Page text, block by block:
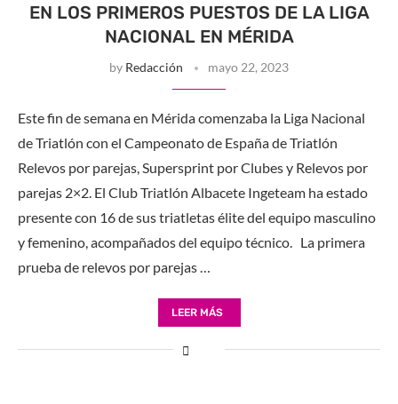
EN LOS PRIMEROS PUESTOS DE LA LIGA
NACIONAL EN MÉRIDA
by Redacción mayo 22, 2023
Este fin de semana en Mérida comenzaba la Liga Nacional
de Triatlón con el Campeonato de España de Triatlón
Relevos por parejas, Supersprint por Clubes y Relevos por
parejas 2×2. El Club Triatlón Albacete Ingeteam ha estado
presente con 16 de sus triatletas élite del equipo masculino
y femenino, acompañados del equipo técnico. La primera
prueba de relevos por parejas …
LEER MÁS